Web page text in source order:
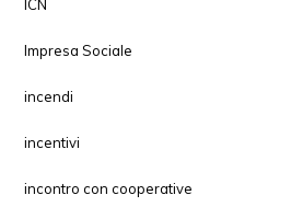
ICN
Impresa Sociale
incendi
incentivi
incontro con cooperative